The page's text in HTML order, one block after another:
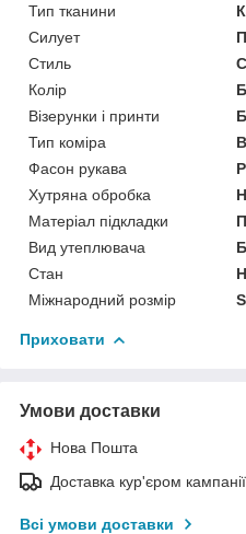
Тип тканини
Силует
Стиль
Колір
Візерунки і принти
Тип коміра
Фасон рукава
Хутряна обробка
Матеріал підкладки
Вид утеплювача
Стан
Міжнародний розмір
S
Приховати
Умови доставки
Нова Пошта
Доставка кур'єром
Всі умови доставки